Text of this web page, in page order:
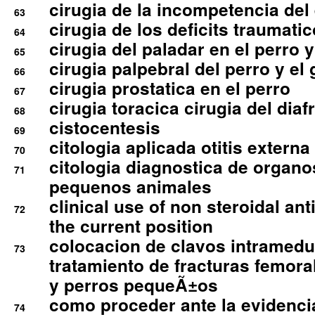
63 cirugia de la incompetencia
64 cirugia de los deficits
65 cirugia del paladar en el perro
66 cirugia palpebral del perro y el
67 cirugia prostatica en el perro
68 cirugia toracica cirugia del
69 cistocentesis
70 citologia aplicada otitis externa
71
citologia diagnostica de
pequenos animales
72
clinical use of non steroidal
the current position
73
colocacion de clavos
tratamiento de fracturas
y perros pequeÃ±os
74 como proceder ante la